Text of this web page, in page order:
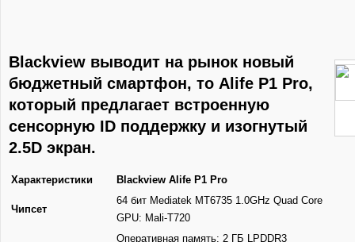
Blackview выводит на рынок новый
бюджетный смартфон, то Alife P1 Pro,
который предлагает встроенную
сенсорную ID поддержку и изогнутый
2.5D экран.
Характеристики Blackview Alife Р1 Pro
Чипсет
64 бит Mediatek MT6735 1.0GHz Quad Core
GPU: Mali-T720
Оперативная память: 2 ГБ LPDDR3